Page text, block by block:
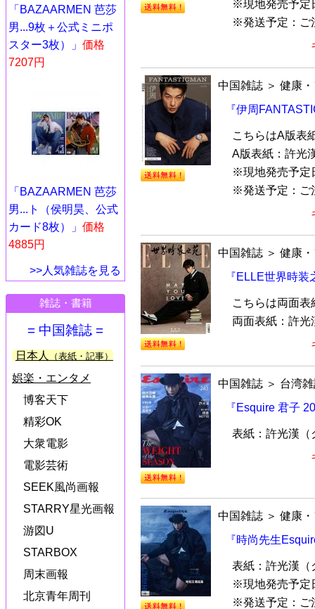
「BAZAARMEN 芭莎
男...9枚＋公式ミニポ
スター3枚）」 価格
7207円
「BAZAARMEN 芭莎
男...ト（侯明昊、公式
カード8枚）」 価格
4885円
>>人気雑誌を見る
雑誌・書籍
= 中国雑誌 =
日本人 （表紙・記事）
娯楽・エンタメ
博客天下
精彩OK
大衆電影
電影芸術
SEEK風尚画報
STARRY星光画報
游図U
STARBOX
周末画報
北京青年周刊
※現地発売予定
※発送予定：ご
中国雑誌 ＞ 健康
『伊周
こちらはA版表
A版表紙：許光
※現地発売予定
※発送予定：ご
中国雑誌 ＞ 健康
『ELLE世界時
こちらは両面
両面表紙：許光
中国雑誌 ＞ 台湾
『Esquire 君子
表紙：許光漢（
中国雑誌 ＞ 健康
『時尚先生
表紙：許光漢（
※現地発売予定
※発送予定：ご